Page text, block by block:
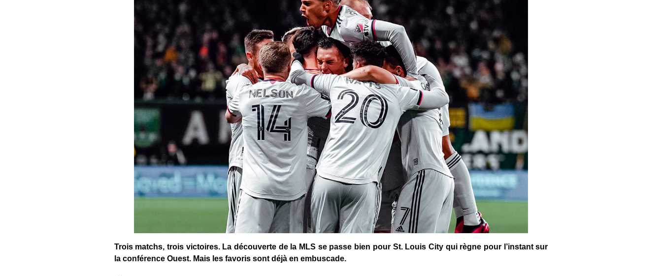
Trois matchs, trois victoires. La découverte de la MLS se passe bien pour St. Louis City qui règne pour l’instant sur
la conférence Ouest. Mais les favoris sont déjà en embuscade.